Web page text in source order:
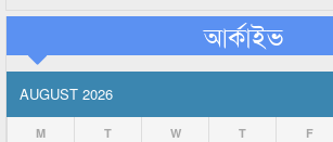
আর্কাইভ
AUGUST 2026
M T W T F